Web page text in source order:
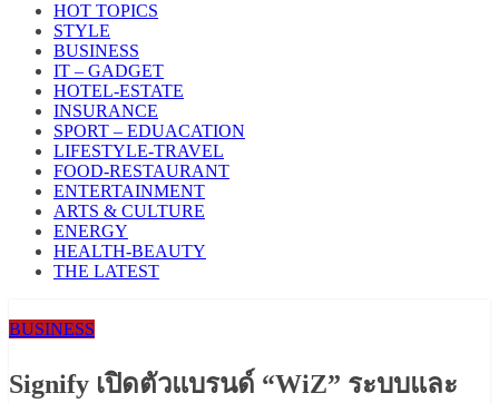
HOT TOPICS
STYLE
BUSINESS
IT – GADGET
HOTEL-ESTATE
INSURANCE
SPORT – EDUACATION
LIFESTYLE​-TRAVEL​
FOOD-RESTAURANT
ENTERTAINMENT
ARTS & CULTURE
ENERGY
HEALTH​-BEAUTY
THE LATEST
BUSINESS
Signify เปิดตัวแบรนด์ “WiZ” ระบบและ